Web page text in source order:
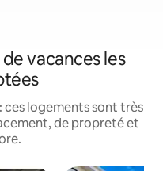
vacances les
ces logements sont très
de propreté et